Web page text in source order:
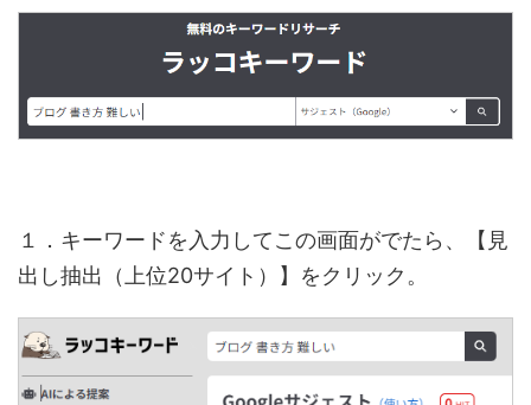
１．キーワードを入力してこの画面がでたら、【見
出し抽出（上位20サイト）】をクリック。